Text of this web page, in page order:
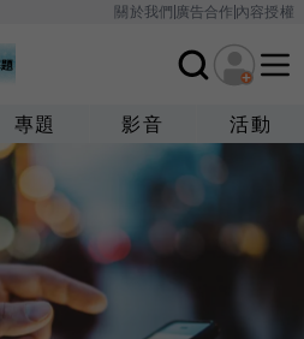
關於我們廣告合作內容授權
專題 影音 活動